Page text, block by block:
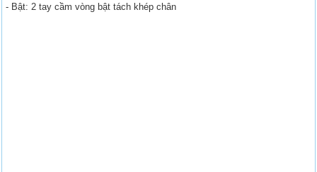
- Bật: 2 tay cầm vòng bật tách khép chân